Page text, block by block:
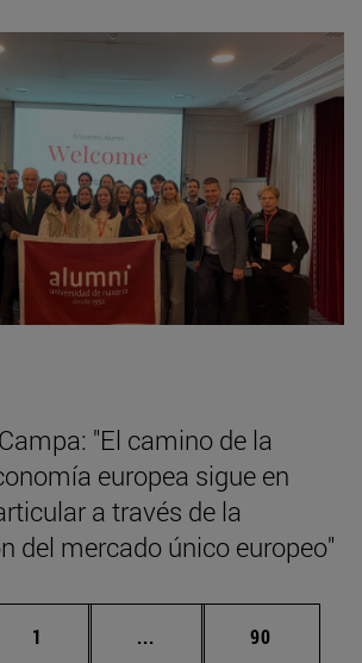
"El camino de la
europea sigue en
a través de la
del mercado único europeo"
Página
1 ... Páginas intermedias
Página
90